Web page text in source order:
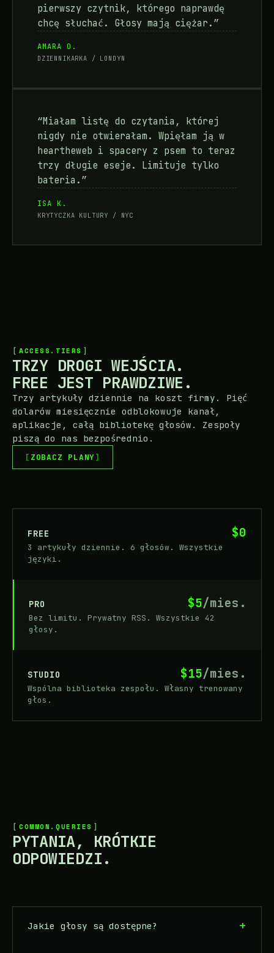
pierwszy czytnik, którego naprawdę
chcę słuchać. Głosy mają ciężar.”
AMARA O.
DZIENNIKARKA / LONDYN
“Miałam listę do czytania, której
nigdy nie otwierałam. Wpięłam ją w
heartheweb i spacery z psem to teraz
trzy długie eseje. Limituje tylko
bateria.”
ISA K.
KRYTYCZKA KULTURY / NYC
ACCESS.TIERS
TRZY DROGI WEJŚCIA.
FREE JEST PRAWDZIWE.
Trzy artykuły dziennie na koszt firmy. Pięć
dolarów miesięcznie odblokowuje kanał,
aplikacje, całą bibliotekę głosów. Zespoły
piszą do nas bezpośrednio.
ZOBACZ PLANY
FREE $0
3 artykuły dziennie. 6 głosów. Wszystkie
języki.
PRO $5/mies.
Bez limitu. Prywatny RSS. Wszystkie 42
głosy.
STUDIO $15/mies.
Wspólna biblioteka zespołu. Własny trenowany
głos.
COMMON.QUERIES
PYTANIA, KRÓTKIE
ODPOWIEDZI.
Jakie głosy są dostępne?